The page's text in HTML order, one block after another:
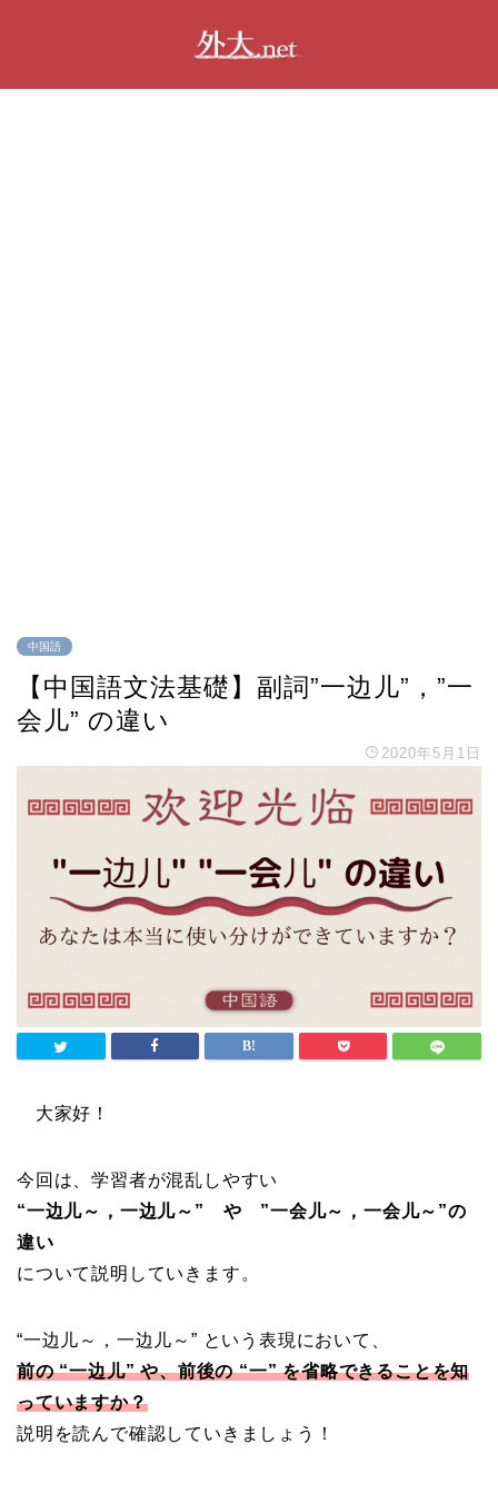
中国語
【中国語文法基礎】副詞”一边儿”，”一
会儿” の違い
2020年5月1日
大家好！
今回は、学習者が混乱しやすい
“一边儿～，一边儿～” や ”一会儿～，一会儿～”の
違い
について説明していきます。
“一边儿～，一边儿～” という表現において、
前の “一边儿” や、前後の “一” を省略できることを知
っていますか？
説明を読んで確認していきましょう！